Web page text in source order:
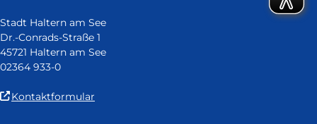
Stadt Haltern am See
Dr.-Conrads-Straße 1
45721 Haltern am See
02364 933-0
Kontaktformular